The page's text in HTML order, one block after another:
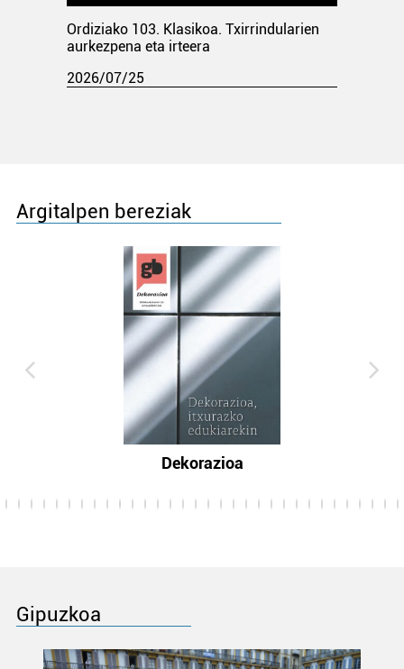
Ordiziako 103. Klasikoa. Txirrindularien
aurkezpena eta irteera
2026/07/25
Argitalpen bereziak
Dekorazioa
Gipuzkoa